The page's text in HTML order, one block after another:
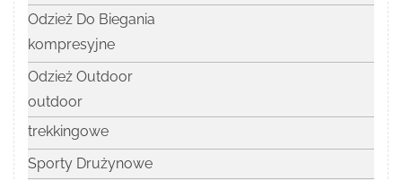
Odzież Do Biegania
kompresyjne
Odzież Outdoor
outdoor
trekkingowe
Sporty Drużynowe